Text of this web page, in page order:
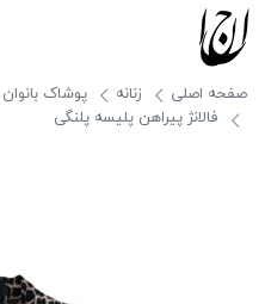
صفحه اصلی زنانه پوشاک بانوان
فالانژ پیراهن پلیسه پلنگی